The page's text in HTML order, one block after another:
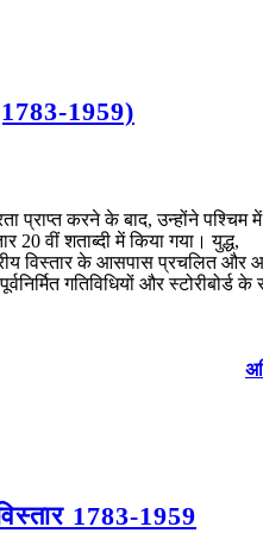
क्षेत्र संपूर्ण दक्षिण पश्चिम
1959)
प्राप्त करने के बाद, उन्होंने पश्चिम में
20 वीं शताब्दी में किया गया। युद्ध,
विस्तार के आसपास प्रचलित और
गतिविधियों और स्टोरीबोर्ड के
1783-1959